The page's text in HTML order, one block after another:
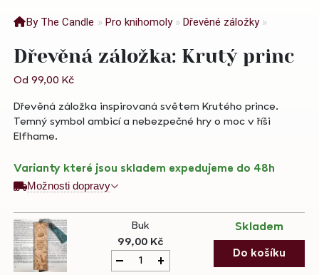
By The Candle » Pro knihomoly » Dřevěné záložky »
Dřevěná záložka: Krutý princ
Od99,00 Kč
Dřevěná záložka inspirovaná světem Krutého prince.
Temný symbol ambicí a nebezpečné hry o moc v říši
Elfhame.
Varianty které jsou skladem expedujeme do 48h
Možnosti dopravy
Buk
99,00 Kč
Dřevěná
záložka:
+
Skladem
Do košíku